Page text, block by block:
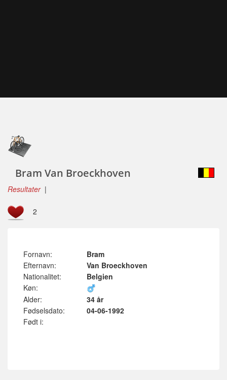
Bram Van Broeckhoven
Resultater|
2
Fornavn:
Bram
Efternavn:
Van Broeckhoven
Nationalitet:
Belgien
Køn:
Alder:
34 år
Fødselsdato:
04-06-1992
Født i: